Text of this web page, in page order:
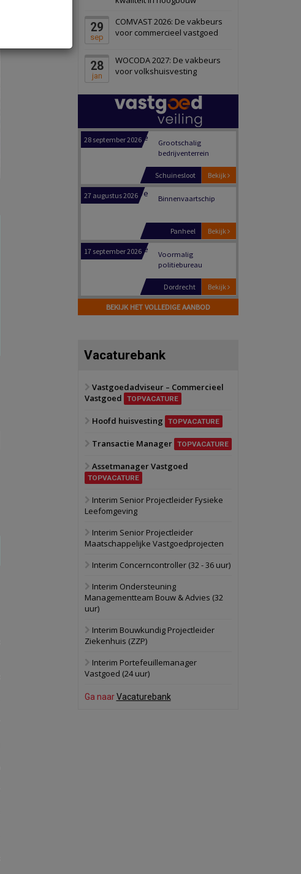
29
sep
COMVAST 2026: De vakbeurs
voor commercieel vastgoed
28
jan
WOCODA 2027: De vakbeurs
voor volkshuisvesting
Zwanenburg
6 oktober 2026 Transformatieobject
Bekijk
Schiedam
22 september 2026
Oranje
28 september 2026
Grootschalig
bedrijventerrein
Bekijk
Schuinesloot
27 augustus 2026 Binnenvaartschip
Bekijk
Panheel
17 september 2026
Voormalig
politiebureau
Bekijk
Dordrecht
17 september 2026
Voormalig
Zaandam
8 september 2026 Zorgcomplex
6 oktober 2026
22 september 2026 Attractiepark
Bekijk
Oranje
28 september 2026
Grootschalig
bedrijventerrein
27 augustus 2026
17 september 2026
Voormalig
BEKIJK HET VOLLEDIGE AANBOD
Vacaturebank
Vastgoedadviseur – Commercieel
Vastgoed
TOPVACATURE
Hoofd huisvesting TOPVACATURE
Transactie Manager TOPVACATURE
Assetmanager Vastgoed
TOPVACATURE
Interim Senior Projectleider Fysieke
Leefomgeving
Interim Senior Projectleider
Maatschappelijke Vastgoedprojecten
Interim Concerncontroller (32 - 36 uur)
Interim Ondersteuning
Managementteam Bouw & Advies (32
uur)
Interim Bouwkundig Projectleider
Ziekenhuis (ZZP)
Interim Portefeuillemanager
Vastgoed (24 uur)
Ga naarVacaturebank